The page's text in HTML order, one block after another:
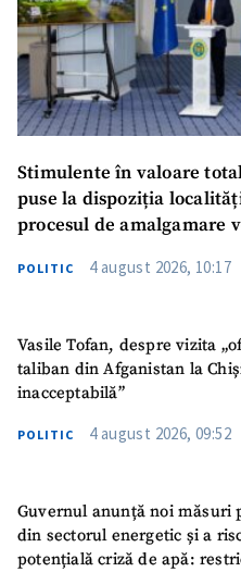
Stimulente în valoare
puse la dispoziția
procesul de amalgamare
POLITIC 4 august 2026, 10:17
Vasile Tofan, despre vizita
taliban din Afganistan la
inacceptabilă”
POLITIC 4 august 2026, 09:52
Guvernul anunță noi măsuri
din sectorul energetic și a
potențială criză de apă: